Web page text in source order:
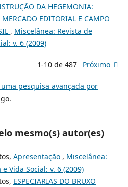
DA HEGEMONIA:
EDITORIAL E CAMPO
, Miscelânea: Revista de
v. 6 (2009)
1-10 de 487 Próximo
pesquisa avançada por
mesmo(s) autor(es)
Apresentação , Miscelânea:
Vida Social: v. 6 (2009)
ESPECIARIAS DO BRUXO